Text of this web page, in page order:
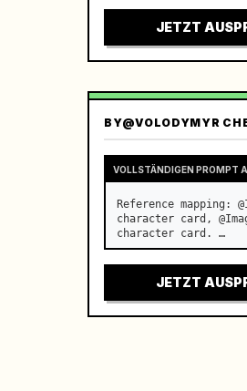
road. …
JETZT
BY@VOLODYMYR
VOLLSTÄNDIGEN PROMPT
Reference mapping:
character card,
character card. …
JETZT